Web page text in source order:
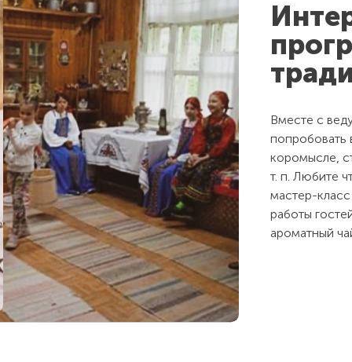
Вместе с
попробовать
коромысле,
т. п. Любите
мастер-
работы
ароматный